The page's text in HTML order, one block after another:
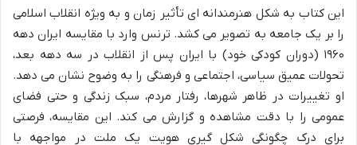
این کتاب به شکل هنرمندانه ای تأثیر زمان و به ویژه انقلاب اسلامی
را بر یک جامعه به تصویر می کشد. ترنس وارد با مقایسه ایران دهه
۱۹۶۰ (دوران کودکی خود) با ایران پس از انقلاب در سه دهه بعد،
تحولات عمیق سیاسی، اجتماعی و فرهنگی را به وضوح نشان می دهد.
او تغییرات در ظاهر شهرها، رفتار مردم، سبک زندگی و حتی فضای
عمومی را با دقت مشاهده و گزارش می کند. این مقایسه، فرصتی
برای درک چگونگی شکل گیری هویت یک ملت در مواجهه با